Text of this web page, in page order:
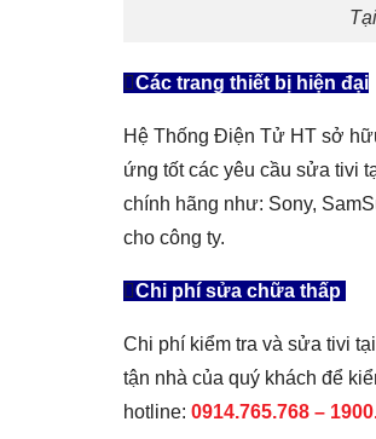
Các trang thiết bị hiện đại
Hệ Thống Điện Tử HT sở
ứng tốt các yêu cầu sửa tivi
chính hãng như: Sony,
cho công ty.
Chi phí sửa chữa thấp
Chi phí kiểm tra và sửa tivi
tận nhà của quý khách để
hotline: 0914.765.768 –